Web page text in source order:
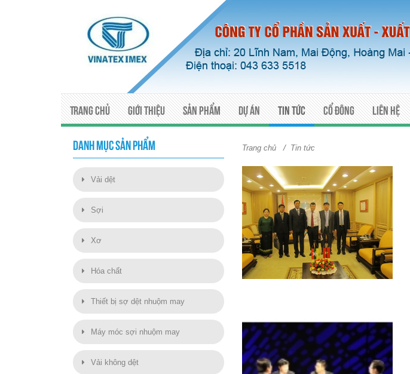
Trang chủ Giới thiệu Sản phẩm Dự án Tin tức Cổ đông Liên hệ
DANH MỤC SẢN PHẨM
Vải dệt
Sợi
Xơ
Hóa chất
Thiết bị sợ dệt nhuộm may
Máy móc sợi nhuộm may
Vải không dệt
Trang chủ/ Tin tức